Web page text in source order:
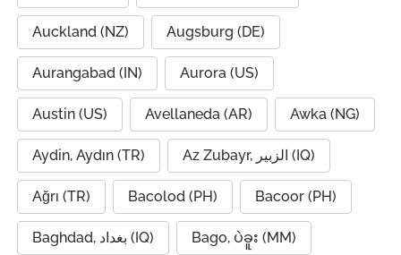
Auckland (NZ) Augsburg (DE)
Aurangabad (IN) Aurora (US)
Austin (US) Avellaneda (AR) Awka (NG)
Aydin, Aydın (TR) Az Zubayr, الزبير (IQ)
Ağrı (TR) Bacolod (PH) Bacoor (PH)
Baghdad, بغداد (IQ) Bago, ပဲခူး (MM)